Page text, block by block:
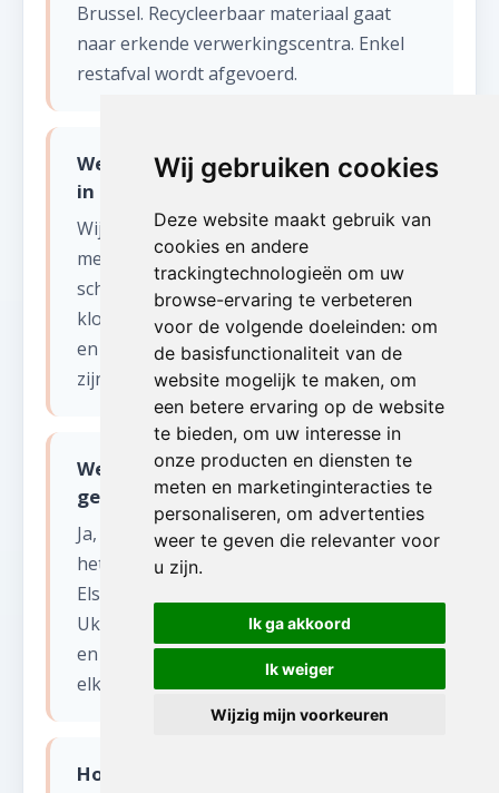
Wij gebruiken cookies
Deze website maakt gebruik van
cookies en andere
trackingtechnologieën om uw
browse-ervaring te verbeteren
voor de volgende doeleinden: om
de basisfunctionaliteit van de
website mogelijk te maken, om
een betere ervaring op de website
te bieden, om uw interesse in
onze producten en diensten te
meten en marketinginteracties te
personaliseren, om advertenties
weer te geven die relevanter voor
u zijn.
Ik ga akkoord
Ik weiger
Wijzig mijn voorkeuren
Brussel. Recycleerbaar materiaal gaat
naar erkende verwerkingscentra. Enkel
restafval wordt afgevoerd.
Welke soorten antiek kopen jullie op
in Haren?
Wij kopen diverse antiek op in Haren:
meubels (kasten, tafels, stoelen),
schilderijen, zilverwerk, porselein, kristal,
klokken, tapijten, beelden, oude boeken
en militaria. Ook curiosa en vintage items
zijn welkom.
Werken jullie in alle 19 Brusselse
gemeenten voor antiek opkopen?
Ja, wij zijn actief in alle 19 gemeenten van
het Brussels Hoofdstedelijk Gewest: van
Elsene tot Jette, van Schaarbeek tot
Ukkel. Onze medewerkers zijn tweetalig
en kennen de specifieke regelgeving van
elke gemeente.
Hoe pakken jullie antiek opkopen